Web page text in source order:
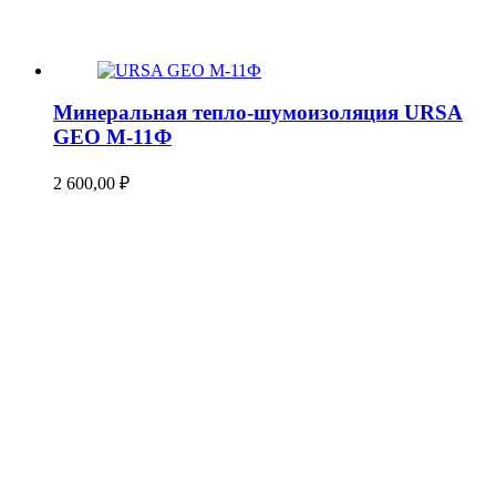
Минеральная тепло-шумоизоляция URSA
GEO М-11Ф
2 600,00 ₽